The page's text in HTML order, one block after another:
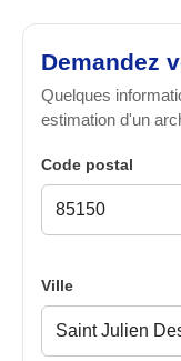
Demandez
Quelques
estimation d'un
Code postal
Ville